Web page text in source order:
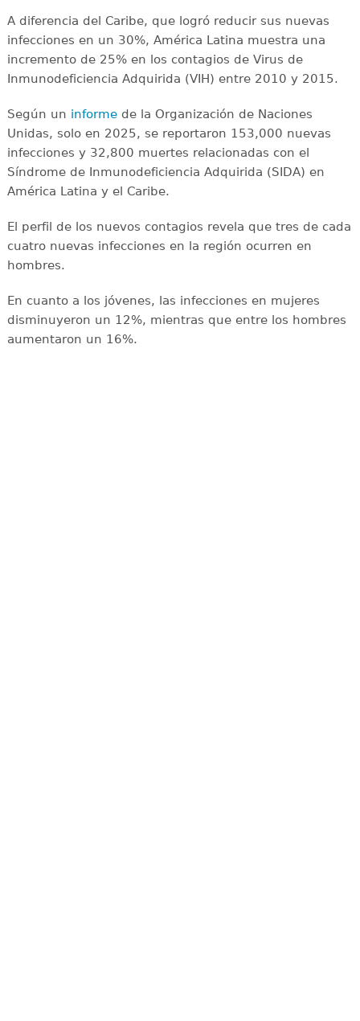
A diferencia del Caribe, que logró reducir sus nuevas
infecciones en un 30%, América Latina muestra una
incremento de 25% en los contagios de Virus de
Inmunodeficiencia Adquirida (VIH) entre 2010 y 2015.
Según un informede la Organización de Naciones
Unidas, solo en 2025, se reportaron 153,000 nuevas
infecciones y 32,800 muertes relacionadas con el
Síndrome de Inmunodeficiencia Adquirida (SIDA) en
América Latina y el Caribe.
El perfil de los nuevos contagios revela que tres de cada
cuatro nuevas infecciones en la región ocurren en
hombres.
En cuanto a los jóvenes, las infecciones en mujeres
disminuyeron un 12%, mientras que entre los hombres
aumentaron un 16%.